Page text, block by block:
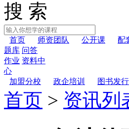
搜 索
首页 师资团队 公开课 配
题库 问答
作业 资料中
心
加盟分校
政企培训 图书发
首页 > 资讯列